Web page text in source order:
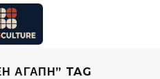
ΑΓΑΠΗ” TAG